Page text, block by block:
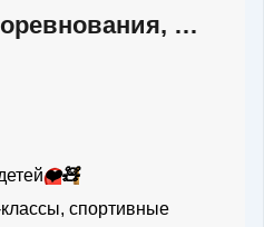
…
❤️🧸
спортивные